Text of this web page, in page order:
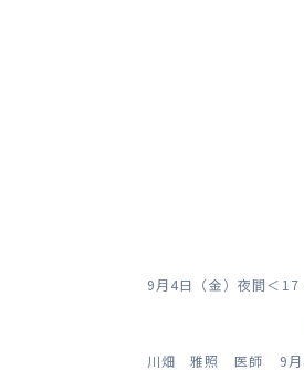
9月4日（金）夜間＜
川畑 雅照 医師 9